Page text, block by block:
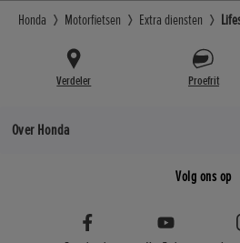
Honda Motorfietsen Extra diensten
Verdeler Proefrit
Over Honda
Volg ons op